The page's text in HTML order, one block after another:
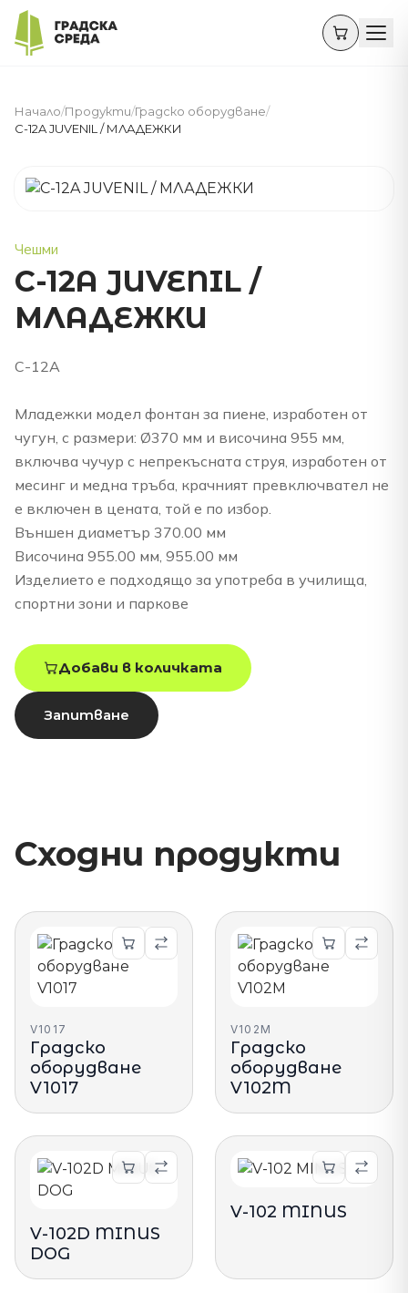
Начало/Продукти/Градско оборудване/
C-12A JUVENIL / МЛАДЕЖКИ
Чешми
C-12A JUVENIL /
МЛАДЕЖКИ
C-12A
Младежки модел фонтан за пиене, изработен от
чугун, с размери: Ø370 мм и височина 955 мм,
включва чучур с непрекъсната струя, изработен от
месинг и медна тръба, крачният превключвател не
е включен в цената, той е по избор.
Външен диаметър 370.00 мм
Височина 955.00 мм, 955.00 мм
Изделието е подходящо за употреба в училища,
спортни зони и паркове
Добави в количката
Запитване
Сходни продукти
V1017
Градско
оборудване
V1017
V102M
Градско
оборудване
V102M
V-102D MINUS
DOG
V-102 MINUS